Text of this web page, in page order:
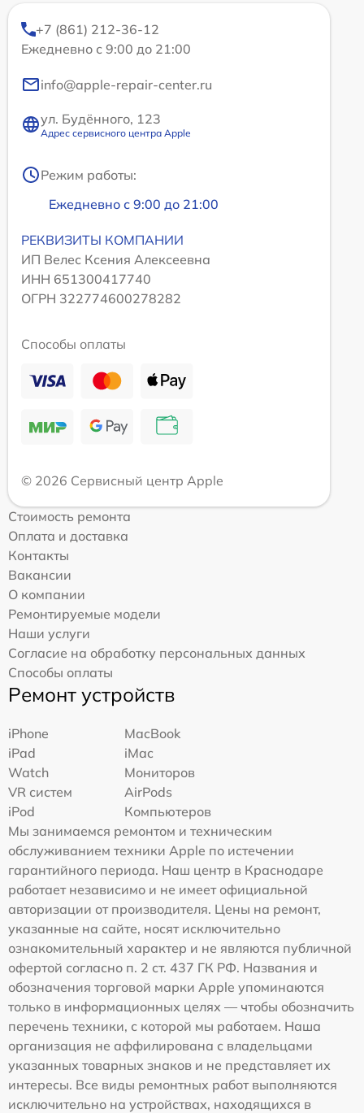
+7 (861) 212-36-12
Ежедневно с 9:00 до 21:00
info@apple-repair-center.ru
ул. Будённого, 123
Адрес сервисного центра Apple
Режим работы:
Ежедневно с 9:00 до 21:00
РЕКВИЗИТЫ КОМПАНИИ
ИП Велес Ксения Алексеевна
ИНН 651300417740
ОГРН 322774600278282
Способы оплаты
© 2026 Сервисный центр Apple
Стоимость ремонта
Оплата и доставка
Контакты
Вакансии
О компании
Ремонтируемые модели
Наши услуги
Согласие на обработку персональных данных
Способы оплаты
Ремонт устройств
iPhone
MacBook
iPad
iMac
Watch
Мониторов
VR систем
AirPods
iPod
Компьютеров
Мы занимаемся ремонтом и техническим
обслуживанием техники Apple по истечении
гарантийного периода. Наш центр в Краснодаре
работает независимо и не имеет официальной
авторизации от производителя. Цены на ремонт,
указанные на сайте, носят исключительно
ознакомительный характер и не являются публичной
офертой согласно п. 2 ст. 437 ГК РФ. Названия и
обозначения торговой марки Apple упоминаются
только в информационных целях — чтобы обозначить
перечень техники, с которой мы работаем. Наша
организация не аффилирована с владельцами
указанных товарных знаков и не представляет их
интересы. Все виды ремонтных работ выполняются
исключительно на устройствах, находящихся в